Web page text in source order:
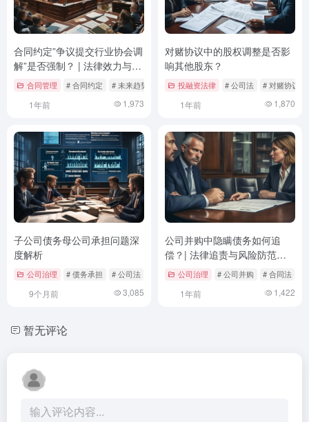
合同约定”争议提交行业协会调
解”是否强制？ | 法律效力与实
务探讨
合同管理 # 合同约定 # 未来趋势 # 案例分析
1年前 1,973
对赌协议中的股权调整是否影
响其他股东？
投融资法律 # 公司法 # 对赌协议
1年前 1,870
子公司债务母公司承担问题深
度解析
公司治理 # 债务承担 # 公司法 # 子公司
9个月前 3,085
公司并购中隐瞒债务如何追
偿？| 法律追责与风险防范策
略 公司治理 # 公司并购 # 合同法
1年前 1,422
暂无评论